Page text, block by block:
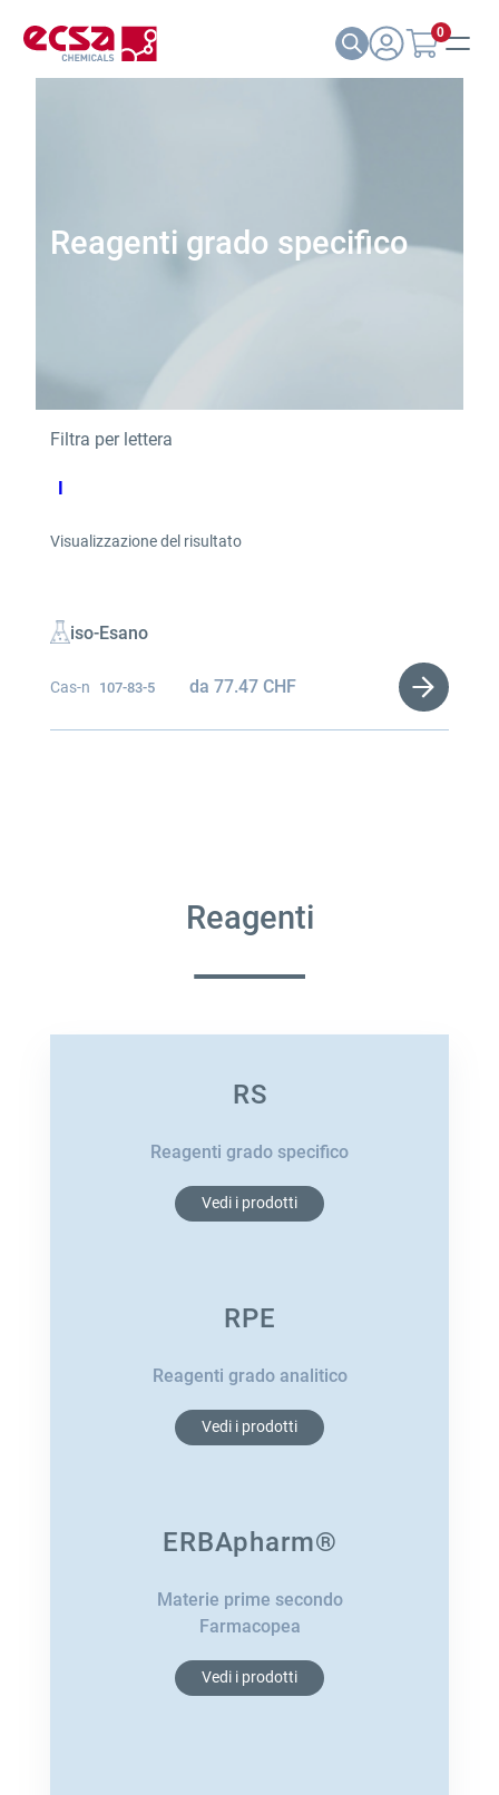
0
Reagenti grado specifico
Filtra per lettera
I
Visualizzazione del risultato
iso-Esano
Cas-n 107-83-5 da77.47CHF
Reagenti
RS
Reagenti grado specifico
Vedi i prodotti
RPE
Reagenti grado analitico
Vedi i prodotti
ERBApharm®
Materie prime secondo
Farmacopea
Vedi i prodotti